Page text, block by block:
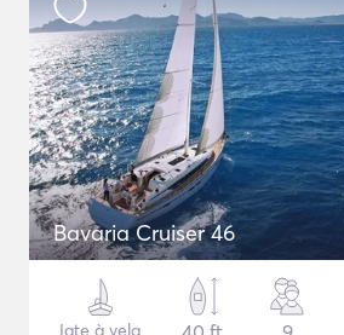
Bavaria Cruiser 46
Iate à vela